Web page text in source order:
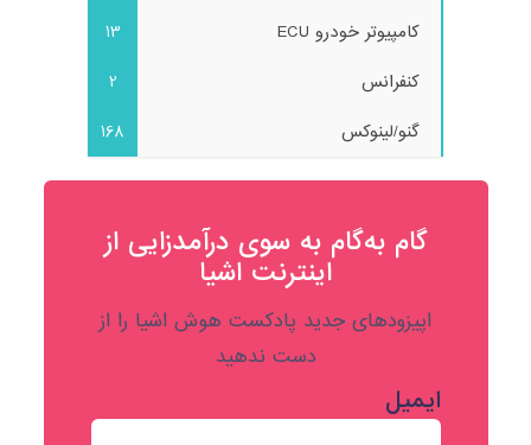
کامپیوتر خودرو ECU
13
کنفرانس
2
گنو/لینوکس
168
گام به‌گام به‌ سوی درآمدزایی از
اینترنت اشیا
اپیزودهای جدید پادکست هوش اشیا را از
دست ندهید
ایمیل